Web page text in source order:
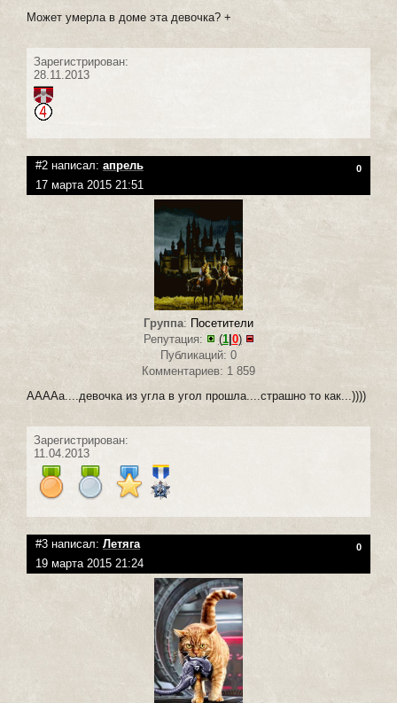
Может умерла в доме эта девочка? +
Зарегистрирован:
28.11.2013
#2 написал: апрель 0
17 марта 2015 21:51
Группа: Посетители
Репутация:
(1| 0)
Публикаций: 0
Комментариев: 1 859
ААААа....девочка из угла в угол прошла....страшно то как...))))
Зарегистрирован:
11.04.2013
#3 написал: Летяга 0
19 марта 2015 21:24